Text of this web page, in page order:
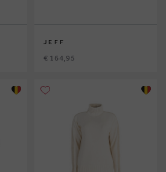
JEFF
€ 164,95